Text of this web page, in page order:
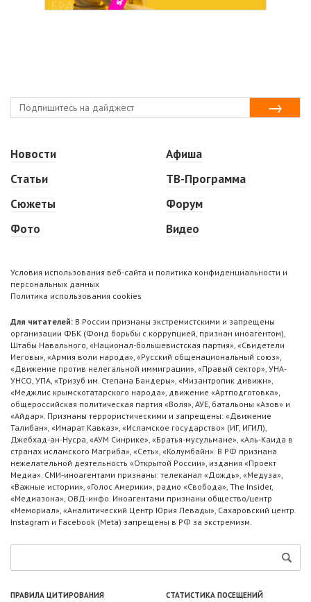
Новости
Статьи
Сюжеты
Фото
Афиша
ТВ-Программа
Форум
Видео
Условия использования веб-сайта и политика конфиденциальности и
персональных данных
Политика использования cookies
Для читателей: В России признаны экстремистскими и запрещены
организации ФБК (Фонд борьбы с коррупцией, признан иноагентом),
Штабы Навального, «Национал-большевистская партия», «Свидетели
Иеговы», «Армия воли народа», «Русский общенациональный союз»,
«Движение против нелегальной иммиграции», «Правый сектор», УНА-
УНСО, УПА, «Тризуб им. Степана Бандеры», «Мизантропик дивижн»,
«Меджлис крымскотатарского народа», движение «Артподготовка»,
общероссийская политическая партия «Воля», АУЕ, батальоны «Азов» и
«Айдар». Признаны террористическими и запрещены: «Движение
Талибан», «Имарат Кавказ», «Исламское государство» (ИГ, ИГИЛ),
Джебхад-ан-Нусра, «АУМ Синрике», «Братья-мусульмане», «Аль-Каида в
странах исламского Магриба», «Сеть», «Колумбайн». В РФ признана
нежелательной деятельность «Открытой России», издания «Проект
Медиа». СМИ-иноагентами признаны: телеканал «Дождь», «Медуза»,
«Важные истории», «Голос Америки», радио «Свобода», The Insider,
«Медиазона», ОВД-инфо. Иноагентами признаны общество/центр
«Мемориал», «Аналитический Центр Юрия Левады», Сахаровский центр.
Instagram и Facebook (Metа) запрещены в РФ за экстремизм.
ПРАВИЛА ЦИТИРОВАНИЯ СТАТИСТИКА ПОСЕЩЕНИЙ